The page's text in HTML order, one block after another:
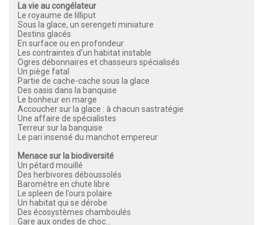
La vie au congélateur
Le royaume de lilliput
Sous la glace, un serengeti miniature
Destins glacés
En surface ou en profondeur
Les contraintes d’un habitat instable
Ogres débonnaires et chasseurs spécialisés
Un piège fatal
Partie de cache-cache sous la glace
Des oasis dans la banquise
Le bonheur en marge
Accoucher sur la glace : à chacun sastratégie
Une affaire de spécialistes
Terreur sur la banquise
Le pari insensé du manchot empereur
Menace sur la biodiversité
Un pétard mouillé
Des herbivores déboussolés
Baromètre en chute libre
Le spleen de l’ours polaire
Un habitat qui se dérobe
Des écosystèmes chamboulés
Gare aux ondes de choc…